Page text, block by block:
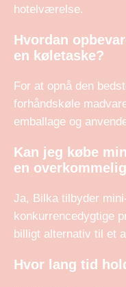
hotelværelse.
Hvordan
en køletaske?
For at opnå den
forhåndskøle
emballage og
Kan jeg købe
en
Ja, Bilka tilbyder
konkurrencedygtige
billigt alternativ til et
Hvor lang tid